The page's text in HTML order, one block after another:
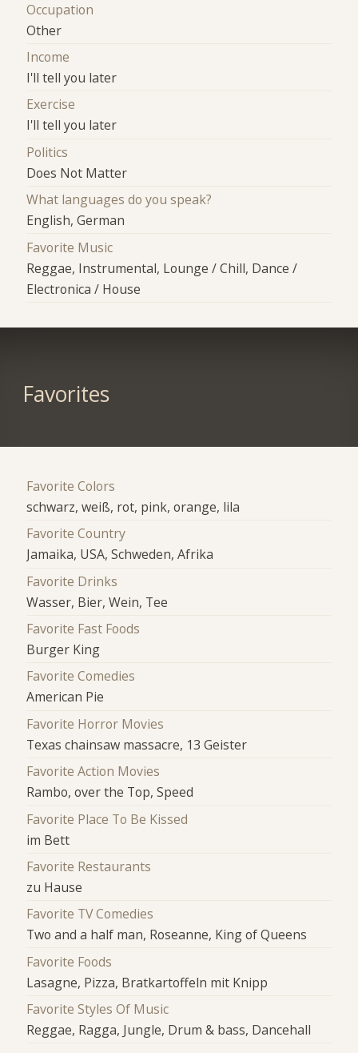
Occupation
Other
Income
I'll tell you later
Exercise
I'll tell you later
Politics
Does Not Matter
What languages do you speak?
English, German
Favorite Music
Reggae, Instrumental, Lounge / Chill, Dance /
Electronica / House
Favorites
Favorite Colors
schwarz, weiß, rot, pink, orange, lila
Favorite Country
Jamaika, USA, Schweden, Afrika
Favorite Drinks
Wasser, Bier, Wein, Tee
Favorite Fast Foods
Burger King
Favorite Comedies
American Pie
Favorite Horror Movies
Texas chainsaw massacre, 13 Geister
Favorite Action Movies
Rambo, over the Top, Speed
Favorite Place To Be Kissed
im Bett
Favorite Restaurants
zu Hause
Favorite TV Comedies
Two and a half man, Roseanne, King of Queens
Favorite Foods
Lasagne, Pizza, Bratkartoffeln mit Knipp
Favorite Styles Of Music
Reggae, Ragga, Jungle, Drum & bass, Dancehall